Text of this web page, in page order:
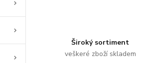
Široký sortiment
veškeré zboží skladem